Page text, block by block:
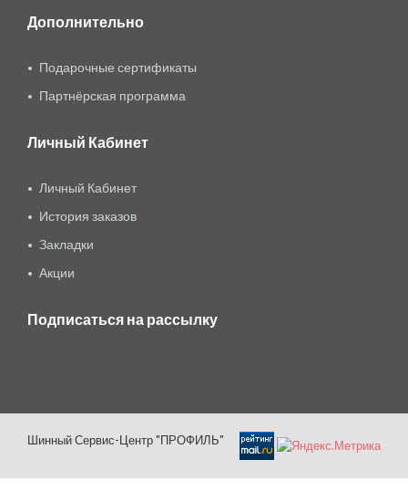
Дополнительно
Подарочные сертификаты
Партнёрская программа
Личный Кабинет
Личный Кабинет
История заказов
Закладки
Акции
Подписаться на рассылку
Шинный Сервис-Центр "ПРОФИЛЬ"